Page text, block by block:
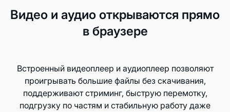
Видео и аудио открываются прямо
в браузере
Встроенный видеоплеер и аудиоплеер позволяют
проигрывать большие файлы без скачивания,
поддерживают стриминг, быструю перемотку,
подгрузку по частям и стабильную работу даже